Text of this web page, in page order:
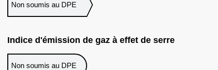
Non soumis au DPE
Indice d'émission de gaz à effet de serre
Non soumis au DPE